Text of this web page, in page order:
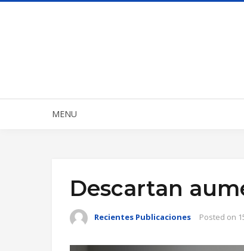
MENU
Descartan
Recientes Publicaciones Posted on